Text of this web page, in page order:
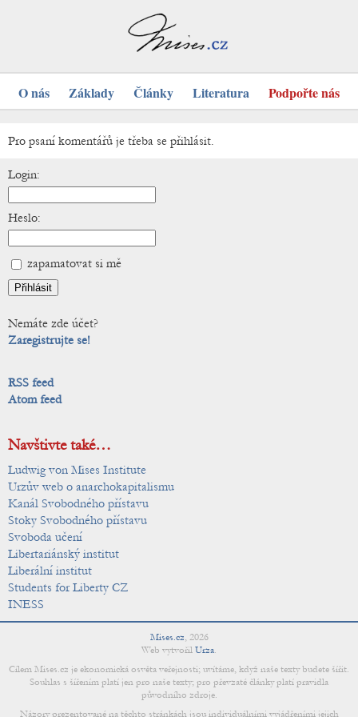
O nás Základy Články Literatura Podpořte nás
Pro psaní komentářů je třeba se přihlásit.
Login:
Heslo:
zapamatovat si mě
Nemáte zde účet?
Zaregistrujte se!
RSS feed
Atom feed
Navštivte také…
Ludwig von Mises Institute
Urzův web o anarchokapitalismu
Kanál Svobodného přístavu
Stoky Svobodného přístavu
Svoboda učení
Libertariánský institut
Liberální institut
Students for Liberty CZ
INESS
Mises.cz, 2026
Web vytvořil Urza.
Cílem Mises.cz je ekonomická osvěta veřejnosti; uvítáme, když naše texty budete šířit.
Souhlas s šířením platí jen pro naše texty; pro převzaté články platí pravidla
původního zdroje.
Názory prezentované na těchto stránkách jsou individuálními vyjádřeními jejich